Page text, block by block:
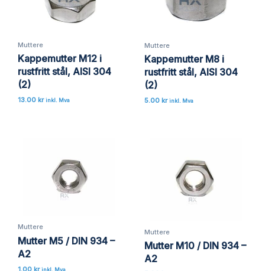
Muttere
Kappemutter M12 i
rustfritt stål, AISI 304
(2)
13.00 kr inkl. Mva
Muttere
Kappemutter M8 i
rustfritt stål, AISI 304
(2)
5.00 kr inkl. Mva
Muttere
Mutter M5 / DIN 934 –
A2
1.00 kr inkl. Mva
Muttere
Mutter M10 / DIN 934 –
A2